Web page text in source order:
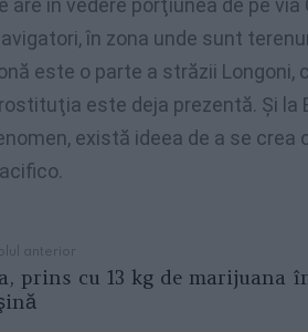
are în vedere porţiunea de pe
în zona unde sunt
este o parte a străzii Longoni,
este deja prezentă. Şi la
există ideea de a se crea
anterior
prins cu 13 kg de marijuana